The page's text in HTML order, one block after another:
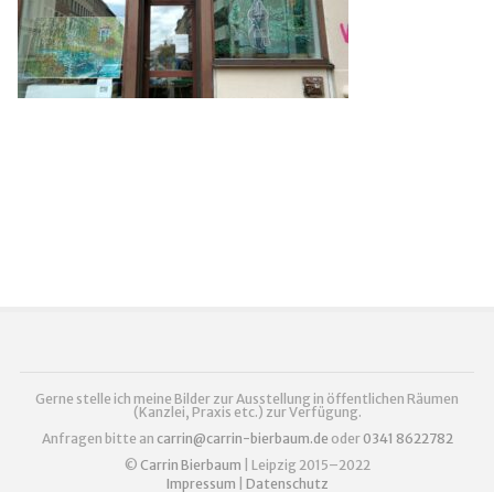
Gerne stelle ich meine Bilder zur Ausstellung in öffentlichen Räumen
(Kanzlei, Praxis etc.) zur Verfügung.
Anfragen bitte an carrin@carrin-bierbaum.de oder0341 8622782
© Carrin Bierbaum
| Leipzig 2015–2022
Impressum
Datenschutz